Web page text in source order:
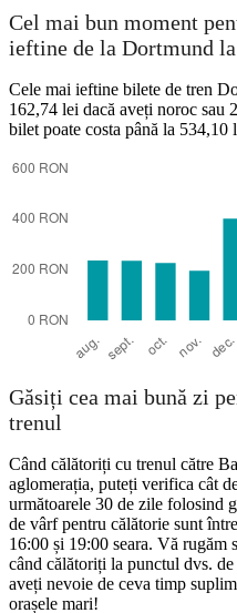
Cel mai bun moment
ieftine de la Dortmund
Cele mai ieftine bilete de tren
162,74 lei dacă aveți noroc sau
bilet poate costa până la 534,10
Găsiți cea mai bună zi
trenul
Când călătoriți cu trenul către
aglomerația, puteți verifica cât
următoarele 30 de zile folosind
de vârf pentru călătorie sunt
16:00 și 19:00 seara. Vă rugăm
când călătoriți la punctul dvs. de
aveți nevoie de ceva timp
orașele mari!